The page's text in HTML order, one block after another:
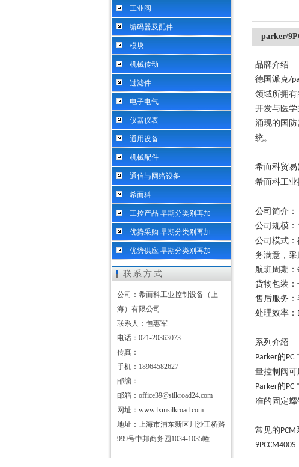
工业阀
编码器及配件
模块
机械传动
过滤件
电子电气
仪器仪表
通用设备
机械配件
通信与网络设备
希而科
工控产品 早期分类别再加
优势采购 早期分类别再加
优势供应 早期分类别再加
联系方式
公司：希而科工业控制设备（上
海）有限公司
联系人：包惠军
电话：021-20363073
传真：
手机：18964582627
邮编：
邮箱：office39@silkroad24.com
网址： www.lxmsilkroad.com
地址：上海市浦东新区川沙王桥路
999号中邦商务园1034-1035幢
parker/
品牌介绍
德国派克/
领域所拥
开发与医
涌现的国
统。
希而科贸易(
希而科工业
公司简介：
公司规模：
公司模式
务满意，采
航班周期：
货物包装：
售后服务：
处理效率：
系列介绍
Parker的PC
量控制阀可
Parker的PC
准的固定螺
常见的PCM
9PCCM400S